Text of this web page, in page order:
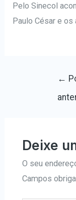
Pelo Sinecol
Paulo César e
←
Deixe
O seu
Campos